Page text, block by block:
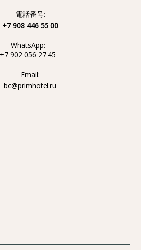
電話番号:
+7 908 446 55 00
WhatsApp:
+7 902 056 27 45
Email:
bc@primhotel.ru